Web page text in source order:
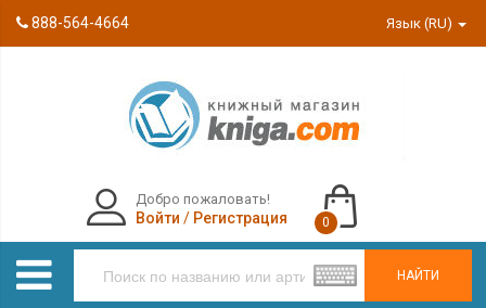
888-564-4664 Язык (RU)
НАЙТИ
Добро пожаловать!
Войти / Регистрация 0